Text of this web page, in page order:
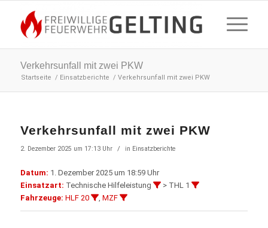
Verkehrsunfall mit zwei PKW
Startseite / Einsatzberichte / Verkehrsunfall mit zwei PKW
Verkehrsunfall mit zwei PKW
2. Dezember 2025 um 17:13 Uhr / in Einsatzberichte
Datum: 1. Dezember 2025 um 18:59 Uhr
Einsatzart: Technische Hilfeleistung
> THL 1
Fahrzeuge: HLF 20 , MZF